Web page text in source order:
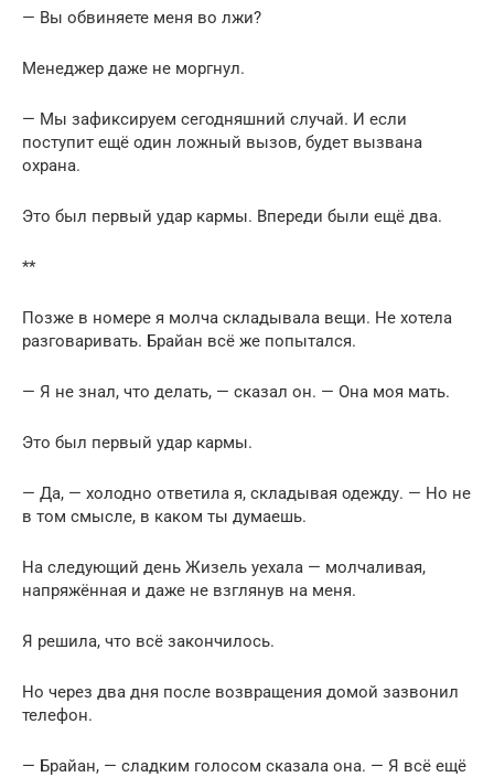
— Вы обвиняете меня во лжи?
Менеджер даже не моргнул.
— Мы зафиксируем сегодняшний случай. И если
поступит ещё один ложный вызов, будет вызвана
охрана.
Это был первый удар кармы. Впереди были ещё два.
**
Позже в номере я молча складывала вещи. Не хотела
разговаривать. Брайан всё же попытался.
— Я не знал, что делать, — сказал он. — Она моя мать.
Это был первый удар кармы.
— Да, — холодно ответила я, складывая одежду. — Но не
в том смысле, в каком ты думаешь.
На следующий день Жизель уехала — молчаливая,
напряжённая и даже не взглянув на меня.
Я решила, что всё закончилось.
Но через два дня после возвращения домой зазвонил
телефон.
— Брайан, — сладким голосом сказала она. — Я всё ещё